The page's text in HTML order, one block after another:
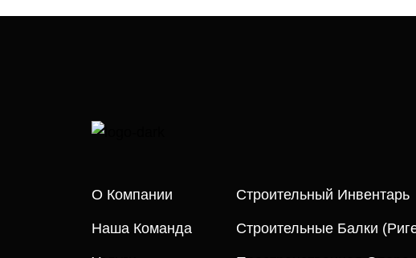
О Компании
Наша Команда
Строительный Инвентарь
Строительные Балки